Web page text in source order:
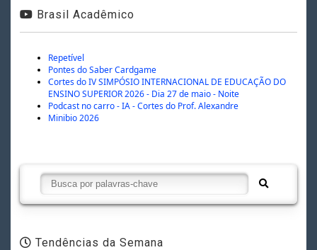
Brasil Acadêmico
Repetível
Pontes do Saber Cardgame
Cortes do IV SIMPÓSIO INTERNACIONAL DE EDUCAÇÃO DO
ENSINO SUPERIOR 2026 - Dia 27 de maio - Noite
Podcast no carro - IA - Cortes do Prof. Alexandre
Minibio 2026
Tendências da Semana